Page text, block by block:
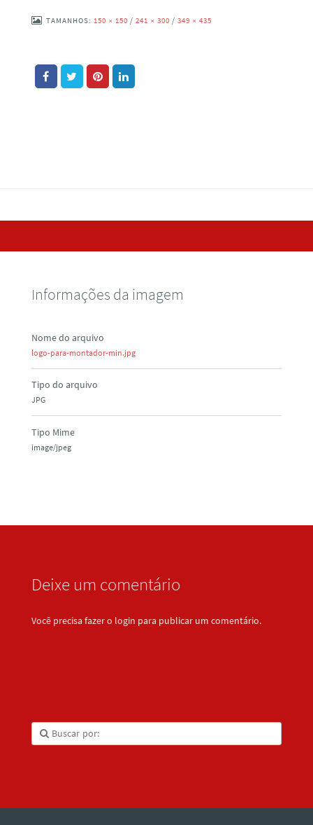
TAMANHOS: 150 × 150 / 241 × 300 / 349 × 435
Informações da imagem
Nome do arquivo
logo-para-montador-min.jpg
Tipo do arquivo
JPG
Tipo Mime
image/jpeg
Deixe um comentário
Você precisa fazer o login para publicar um comentário.